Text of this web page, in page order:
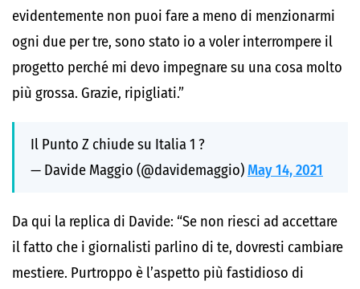
evidentemente non puoi fare a meno di menzionarmi
ogni due per tre, sono stato io a voler interrompere il
progetto perché mi devo impegnare su una cosa molto
più grossa. Grazie, ripigliati.”
Il Punto Z chiude su Italia 1 ?
— Davide Maggio (@davidemaggio)May 14, 2021
Da qui la replica di Davide: “Se non riesci ad accettare
il fatto che i giornalisti parlino di te, dovresti cambiare
mestiere. Purtroppo è l’aspetto più fastidioso di